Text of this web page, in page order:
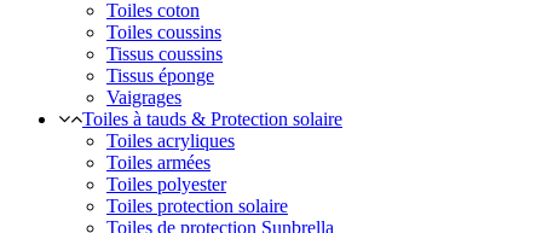
Toiles coton
Toiles coussins
Tissus coussins
Tissus éponge
Vaigrages
Toiles à tauds & Protection solaire
Toiles acryliques
Toiles armées
Toiles polyester
Toiles protection solaire
Toiles de protection Sunbrella